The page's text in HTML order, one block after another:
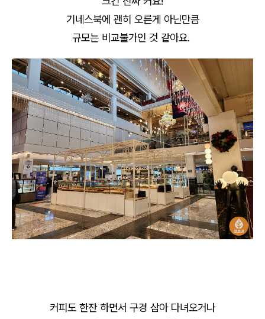
기네스북에 괜히 오른게 아닌만큼
규모는 비교불가인 것 같아요.
커피도 한잔 하면서 구경 삼아 다녀오거나